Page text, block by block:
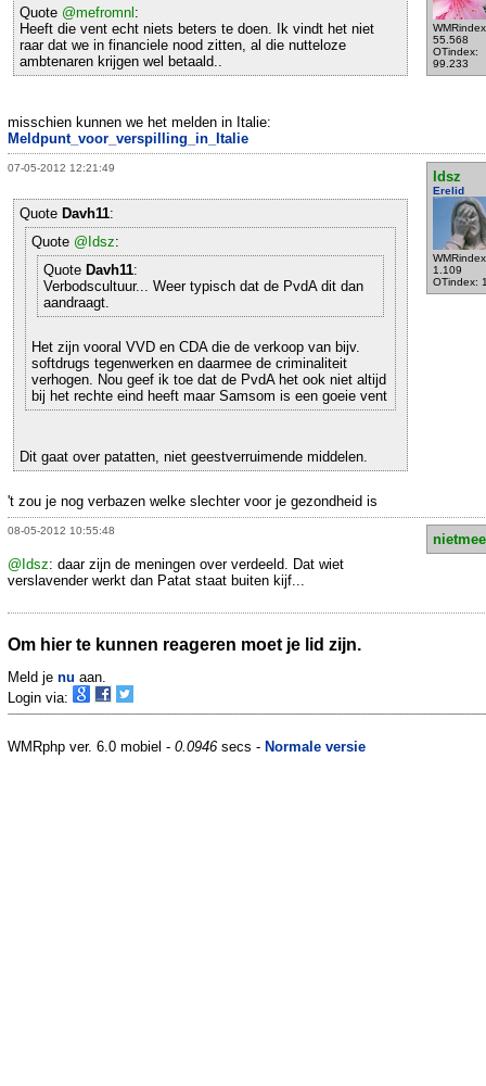
55.568
OTindex:
99.233
Quote @mefromnl :
Heeft die vent echt niets beters te doen. Ik vindt het niet
raar dat we in financiele nood zitten, al die nutteloze
ambtenaren krijgen wel betaald..
misschien kunnen we het melden in Italie:
Meldpunt_voor_verspilling_in_Italie
07-05-2012 12:21:49
Idsz
Erelid
1.109
OTindex:
Quote Davh11:
Quote @Idsz:
Quote Davh11:
Verbodscultuur... Weer typisch dat de PvdA dit dan
aandraagt.
Het zijn vooral VVD en CDA die de verkoop van bijv.
softdrugs tegenwerken en daarmee de criminaliteit
verhogen. Nou geef ik toe dat de PvdA het ook niet altijd
bij het rechte eind heeft maar Samsom is een goeie vent
Dit gaat over patatten, niet geestverruimende middelen.
't zou je nog verbazen welke slechter voor je gezondheid is
08-05-2012 10:55:48
@Idsz: daar zijn de meningen over verdeeld. Dat wiet
verslavender werkt dan Patat staat buiten kijf...
Om hier te kunnen reageren moet je lid zijn.
Meld je nu aan.
Login via:
WMRphp ver. 6.0 mobiel - 0.0946 secs - Normale versie